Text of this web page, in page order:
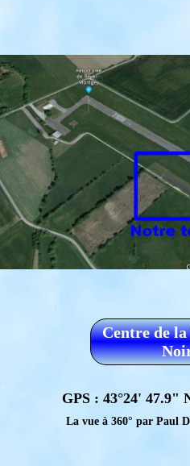
Centre de
GPS : 43°24' 47.9"
La vue à 360° par Paul